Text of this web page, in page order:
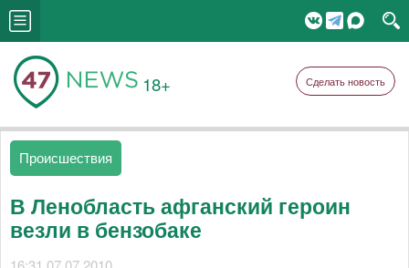
18+ Сделать новость
Происшествия
В Ленобласть афганский героин
везли в бензобаке